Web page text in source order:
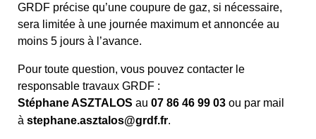
GRDF précise qu’une coupure de gaz, si nécessaire,
sera limitée à une journée maximum et annoncée au
moins 5 jours à l’avance.
Pour toute question, vous pouvez contacter le
responsable travaux GRDF :
Stéphane ASZTALOS au 07 86 46 99 03 ou par mail
à stephane.asztalos@grdf.fr.